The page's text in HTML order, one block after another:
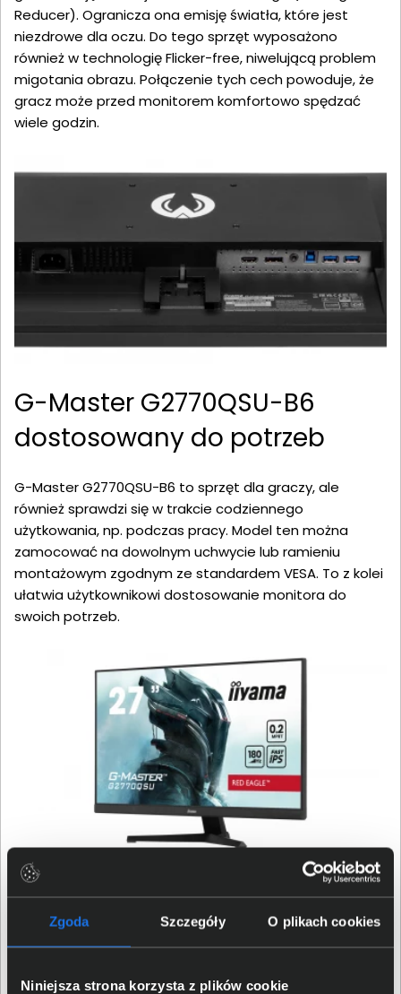
Zgoda Szczegóły O plikach cookies
Niniejsza strona korzysta z plików cookie
Reducer). Ogranicza ona emisję światła, które jest
niezdrowe dla oczu. Do tego sprzęt wyposażono
również w technologię Flicker-free, niwelującą problem
migotania obrazu. Połączenie tych cech powoduje, że
gracz może przed monitorem komfortowo spędzać
wiele godzin.
G-Master G2770QSU-B6
dostosowany do potrzeb
G-Master G2770QSU-B6 to sprzęt dla graczy, ale
również sprawdzi się w trakcie codziennego
użytkowania, np. podczas pracy. Model ten można
zamocować na dowolnym uchwycie lub ramieniu
montażowym zgodnym ze standardem VESA. To z kolei
ułatwia użytkownikowi dostosowanie monitora do
swoich potrzeb.
G-Master G2770QSU-B6 z
gwarancją na 3 lata
W przypadku monitora iiyama G-Master G2770QSU-B6